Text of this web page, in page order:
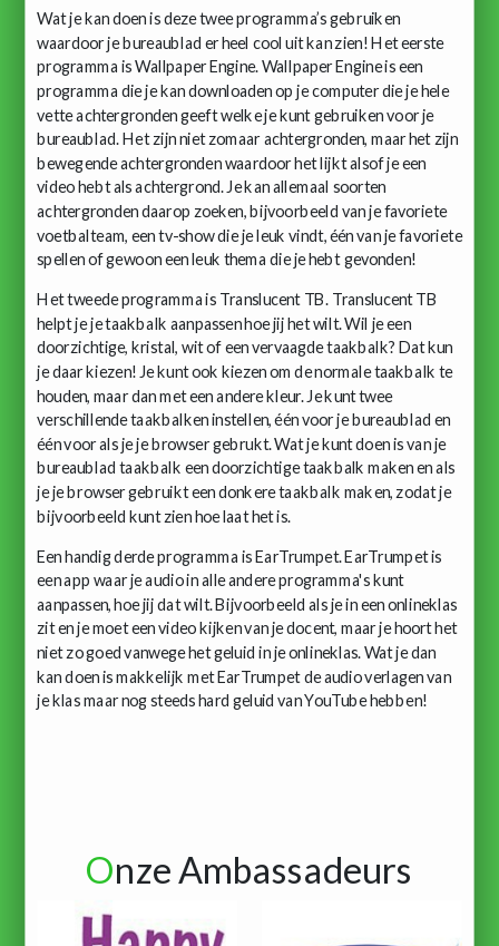
Wat je kan doen is deze twee programma’s gebruiken
waardoor je bureaublad er heel cool uit kan zien! Het eerste
programma is Wallpaper Engine. Wallpaper Engine is een
programma die je kan downloaden op je computer die je hele
vette achtergronden geeft welke je kunt gebruiken voor je
bureaublad. Het zijn niet zomaar achtergronden, maar het zijn
bewegende achtergronden waardoor het lijkt alsof je een
video hebt als achtergrond. Je kan allemaal soorten
achtergronden daarop zoeken, bijvoorbeeld van je favoriete
voetbalteam, een tv-show die je leuk vindt, één van je favoriete
spellen of gewoon een leuk thema die je hebt gevonden!
Het tweede programma is Translucent TB. Translucent TB
helpt je je taakbalk aanpassen hoe jij het wilt. Wil je een
doorzichtige, kristal, wit of een vervaagde taakbalk? Dat kun
je daar kiezen! Je kunt ook kiezen om de normale taakbalk te
houden, maar dan met een andere kleur. Je kunt twee
verschillende taakbalken instellen, één voor je bureaublad en
één voor als je je browser gebrukt. Wat je kunt doen is van je
bureaublad taakbalk een doorzichtige taakbalk maken en als
je je browser gebruikt een donkere taakbalk maken, zodat je
bijvoorbeeld kunt zien hoe laat het is.
Een handig derde programma is EarTrumpet. EarTrumpet is
een app waar je audio in alle andere programma's kunt
aanpassen, hoe jij dat wilt. Bijvoorbeeld als je in een onlineklas
zit en je moet een video kijken van je docent, maar je hoort het
niet zo goed vanwege het geluid in je onlineklas. Wat je dan
kan doen is makkelijk met EarTrumpet de audio verlagen van
je klas maar nog steeds hard geluid van YouTube hebben!
Onze Ambassadeurs